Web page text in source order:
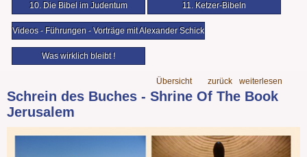
10. Die Bibel im Judentum 11. Ketzer-Bibeln
Videos - Führungen - Vorträge mit Alexander Schick
Was wirklich bleibt !
Übersicht zurück weiterlesen
Schrein des Buches - Shrine Of The Book
Jerusalem